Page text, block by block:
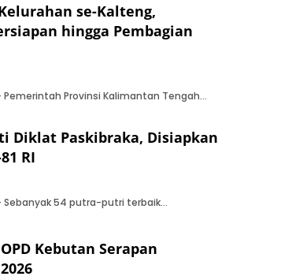
se-Kalteng,
hingga Pembagian
Pemerintah Provinsi Kalimantan Tengah…
Diklat Paskibraka, Disiapkan
RI
Sebanyak 54 putra-putri terbaik…
Kebutan Serapan